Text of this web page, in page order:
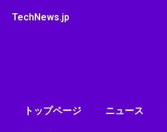
TechNews.jp
トップページ ニュース